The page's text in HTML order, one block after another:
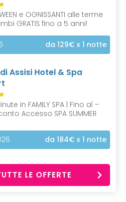
e OGNISSANTI alle terme
GRATIS fino a 5 anni!
da 129€ x 1 notte
Assisi Hotel & Spa
in FAMILY SPA | Fino al –
Accesso SPA SUMMER
da 184€ x 1 notte
LE OFFERTE